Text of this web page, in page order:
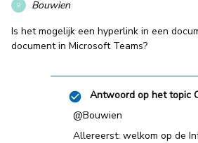
B
Bouwien
Is het mogelijk een hyperlink in een
document in Microsoft Teams?
Antwoord op het topic
@Bouwien
Allereerst: welkom op de